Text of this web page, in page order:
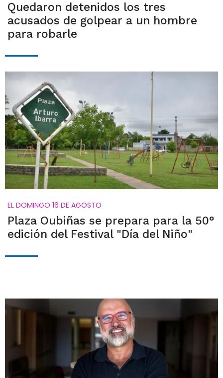
Quedaron detenidos los tres
acusados de golpear a un hombre
para robarle
EL DOMINGO 16 DE AGOSTO
Plaza Oubiñas se prepara para la 50°
edición del Festival "Día del Niño"